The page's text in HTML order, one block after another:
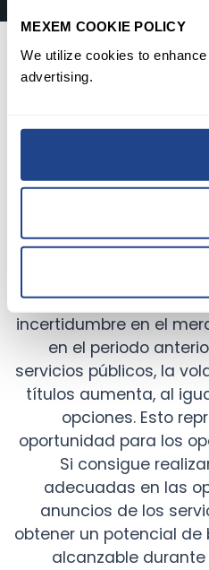
MEXEM COOKIE POLICY
We utilize cookies to
advertising.
La etapa de los
incertidumbre en el
en el periodo
servicios públicos, la
títulos aumenta, al
opciones. Esto
oportunidad para los
Si consigue
adecuadas en las
anuncios de los
obtener un potencial
alcanzable